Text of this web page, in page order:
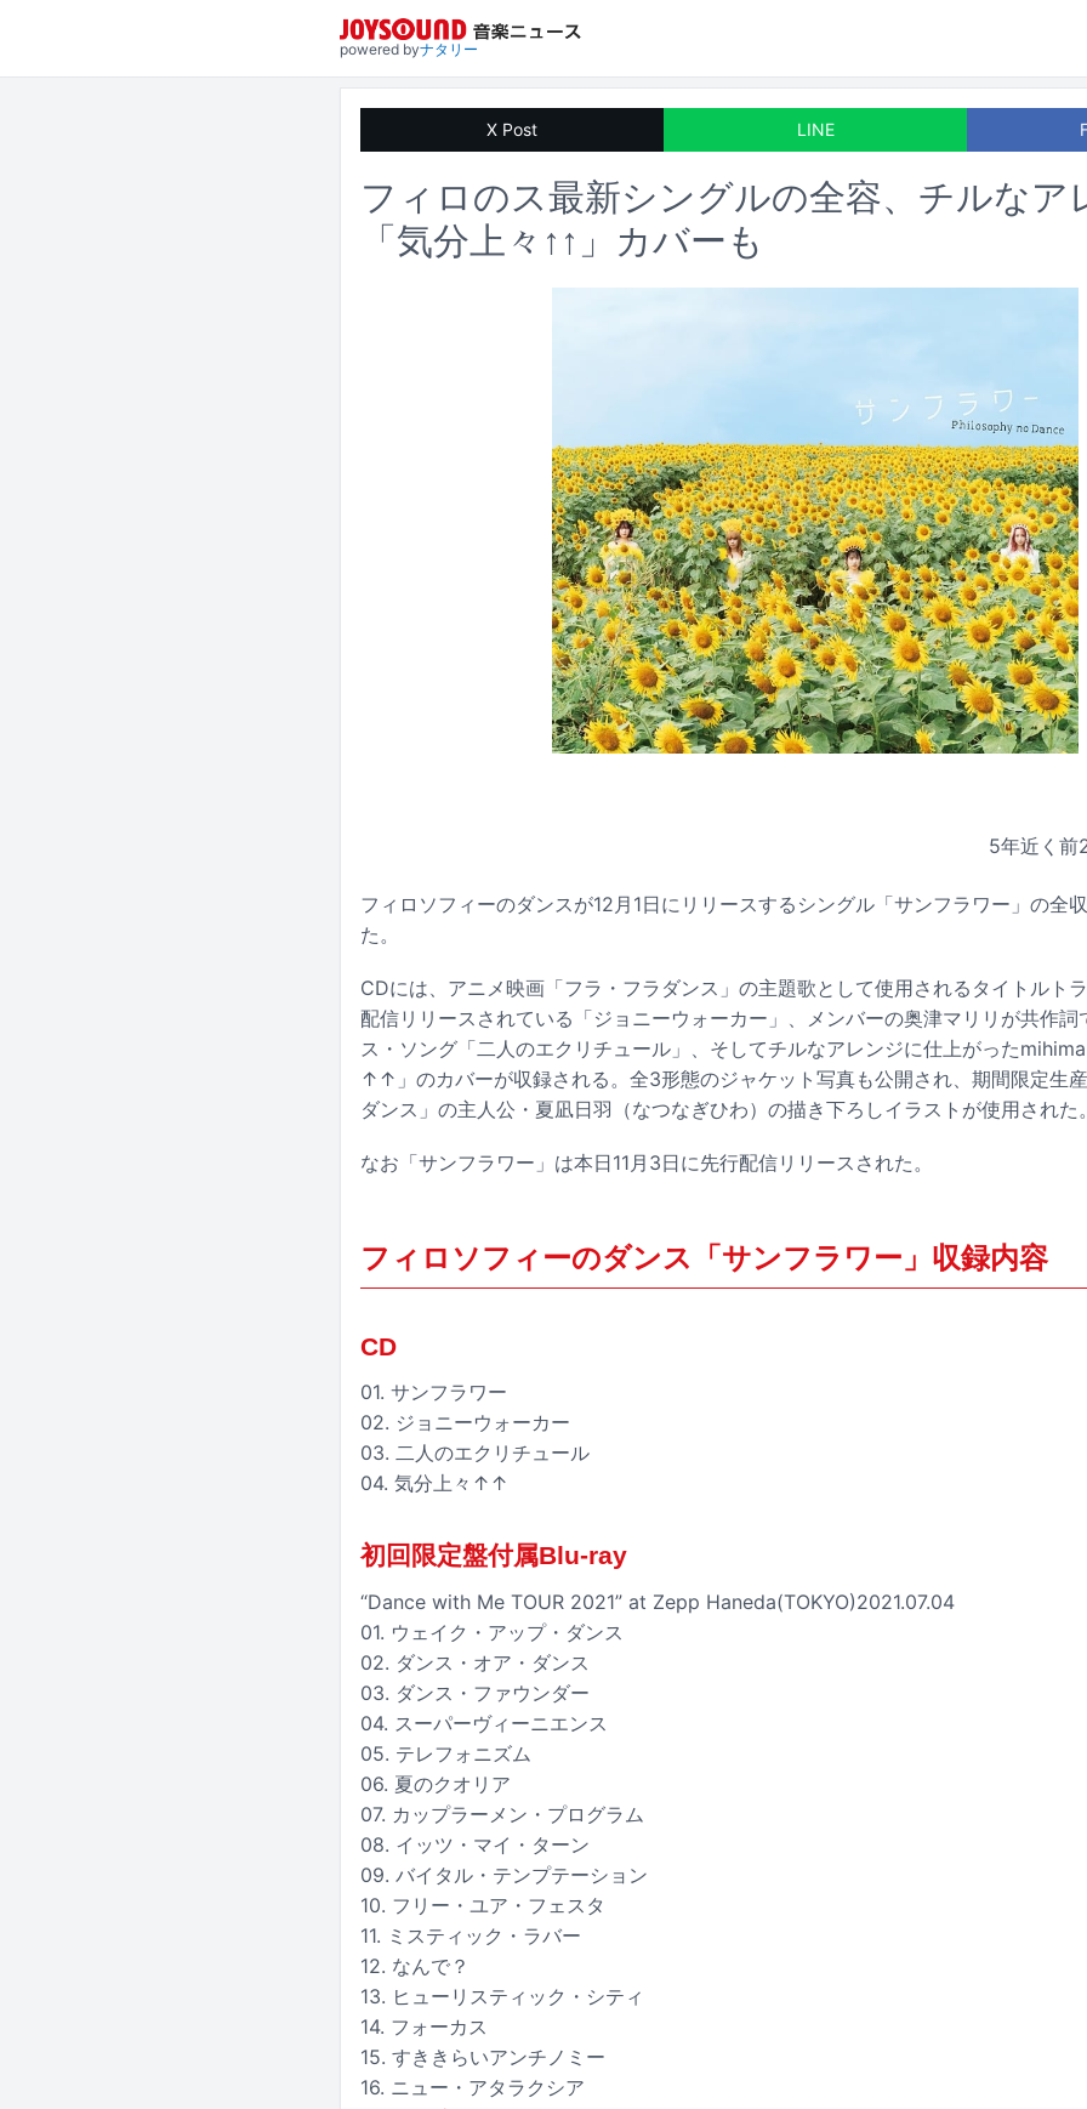
powered byナタリー
X Post LINE
フィロのス最新シングルの全容、チルなア
「気分上々↑↑」カバーも
5年近く前
フィロソフィーのダンスが12月1日にリリースするシングル「サンフラワー」の全
た。
CDには、アニメ映画「フラ・フラダンス」の主題歌として使用されるタイトルト
配信リリースされている「ジョニーウォーカー」、メンバーの奥津マリリが共作詞
ス・ソング「二人のエクリチュール」、そしてチルなアレンジに仕上がった
↑↑」のカバーが収録される。全3形態のジャケット写真も公開され、期間限定生
ダンス」の主人公・夏凪日羽（なつなぎひわ）の描き下ろしイラストが使用された
なお「サンフラワー」は本日11月3日に先行配信リリースされた。
フィロソフィーのダンス「サンフラワー」収録内容
CD
01. サンフラワー
02. ジョニーウォーカー
03. 二人のエクリチュール
04. 気分上々↑↑
初回限定盤付属Blu-ray
“Dance with Me TOUR 2021” at Zepp Haneda(TOKYO)2021.07.04
01. ウェイク・アップ・ダンス
02. ダンス・オア・ダンス
03. ダンス・ファウンダー
04. スーパーヴィーニエンス
05. テレフォニズム
06. 夏のクオリア
07. カップラーメン・プログラム
08. イッツ・マイ・ターン
09. バイタル・テンプテーション
10. フリー・ユア・フェスタ
11. ミスティック・ラバー
12. なんで？
13. ヒューリスティック・シティ
14. フォーカス
15. すききらいアンチノミー
16. ニュー・アタラクシア